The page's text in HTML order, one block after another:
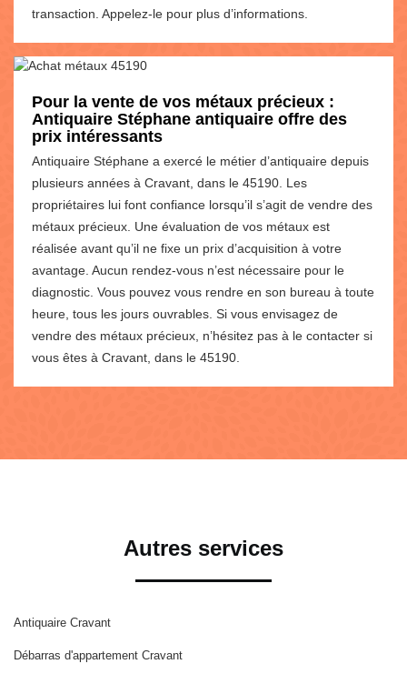
transaction. Appelez-le pour plus d’informations.
Pour la vente de vos métaux précieux :
Antiquaire Stéphane antiquaire offre des
prix intéressants
Antiquaire Stéphane a exercé le métier d’antiquaire depuis
plusieurs années à Cravant, dans le 45190. Les
propriétaires lui font confiance lorsqu’il s’agit de vendre des
métaux précieux. Une évaluation de vos métaux est
réalisée avant qu’il ne fixe un prix d’acquisition à votre
avantage. Aucun rendez-vous n’est nécessaire pour le
diagnostic. Vous pouvez vous rendre en son bureau à toute
heure, tous les jours ouvrables. Si vous envisagez de
vendre des métaux précieux, n’hésitez pas à le contacter si
vous êtes à Cravant, dans le 45190.
Autres services
Antiquaire Cravant
Débarras d'appartement Cravant